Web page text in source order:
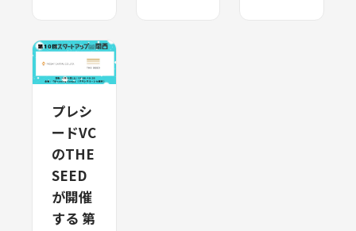
東京都渋
谷区、代
表：廣澤
下
「THE
SEED」）
は、関西
の学生向
けスター
プレシ
ードVC
のTHE
SEED
が開催
する 第